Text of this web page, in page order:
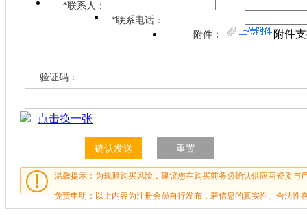
*联系人：
*联系电话：
附件：
附件
验证码：
点击换一张
温馨提示：为规避购买风险，建议您在购买前务必确认供应商资质与
免责申明：以上内容为注册会员自行发布，若信息的真实性、合法性